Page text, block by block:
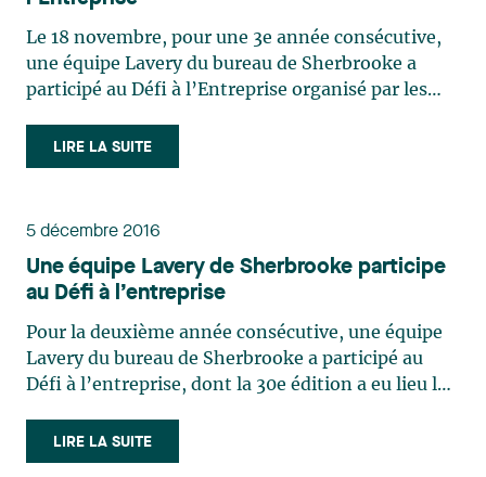
Le 18 novembre, pour une 3e année consécutive,
une équipe Lavery du bureau de Sherbrooke a
participé au Défi à l’Entreprise organisé par les
sous le thème Les défis d’Astérix, le Défi à
l'entreprise est une fête sportive regroupant 50
rassemblant 10 compétitrices et compétiteurs
choisis parmi tous les membres des différentes
entreprises participantes. Plus de 100 bénévoles
collaborent à la réussite de cet événement auquel
sont associés plusieurs commanditaires de
marque. Les entreprises participantes
LIRE LA SUITE
5 décembre 2016
Une équipe Lavery de Sherbrooke participe
au Défi à l’entreprise
Pour la deuxième année consécutive, une équipe
Lavery du bureau de Sherbrooke a participé au
Défi à l’entreprise, dont la 30e édition a eu lieu le
amicale entre diverses entreprises de la région
ayant pour objectif d’amasser des fonds pour les
LIRE LA SUITE